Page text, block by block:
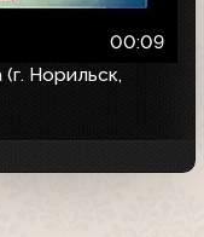
00:09
Норильск,